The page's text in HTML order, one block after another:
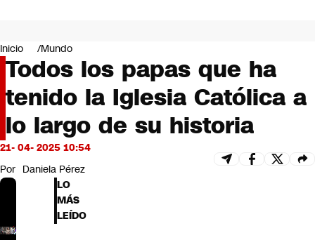
Negocios
Deportes
Programas completos
Cultura
Servicios
Bits
CNN tiempo
Futuro 360
Opinión
Inicio Mundo
Todos los papas que ha
tenido la Iglesia Católica a
lo largo de su historia
21- 04- 2025 10:54
Por Daniela Pérez
LO
MÁS
LEÍDO